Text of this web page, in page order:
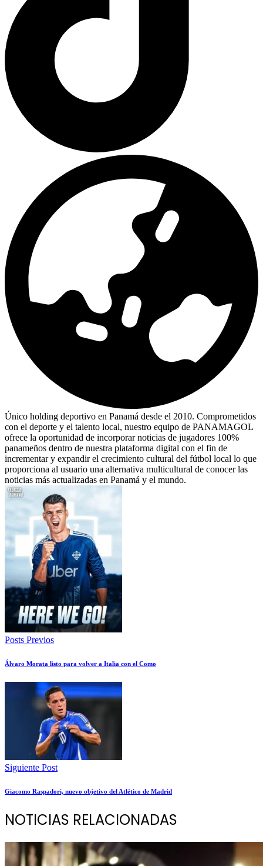
Único holding deportivo en Panamá desde el 2010. Comprometidos
con el deporte y el talento local, nuestro equipo de PANAMAGOL
ofrece la oportunidad de incorporar noticias de jugadores 100%
panameños dentro de nuestra plataforma digital con el fin de
incrementar y expandir el crecimiento cultural del fútbol local lo que
proporciona al usuario una alternativa multicultural de conocer las
noticias más actualizadas en Panamá y el mundo.
Posts Previos
Álvaro Morata listo para volver a Italia con el Como
Siguiente Post
Giacomo Raspadori, nuevo objetivo del Atlético de Madrid
NOTICIAS RELACIONADAS